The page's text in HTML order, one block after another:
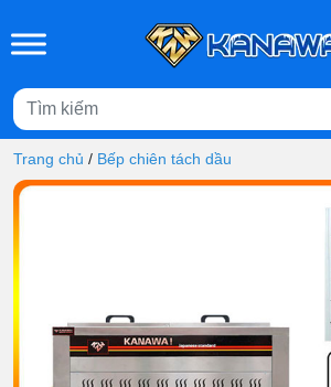
Trang chủ / Bếp chiên tách dầu